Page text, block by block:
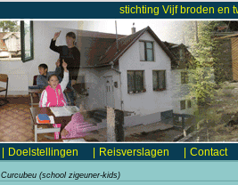
stichting Vijf broden en
Doelstellingen Reisverslagen Contact
Curcubeu (school zigeuner-kids)